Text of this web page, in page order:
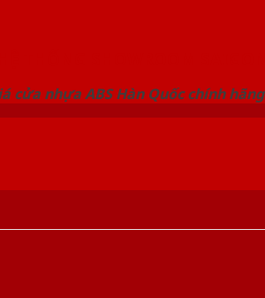
cửa nhựa ABS Hàn Quốc chính